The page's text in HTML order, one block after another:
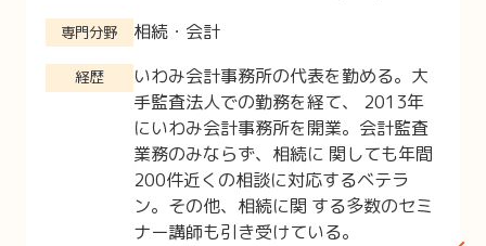
専門分野 相続・会計
経歴
いわみ会計事務所の代表を勤める。大
手監査法人での勤務を経て、 2013年
にいわみ会計事務所を開業。会計監査
業務のみならず、相続に 関しても年間
200件近くの相談に対応するベテラ
ン。その他、相続に関 する多数のセミ
ナー講師も引き受けている。